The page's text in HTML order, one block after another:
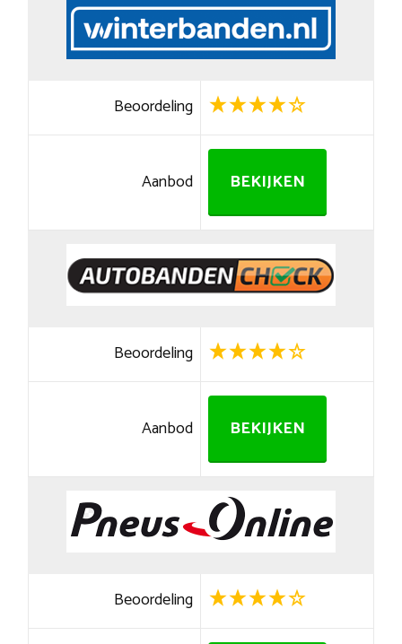
Beoordeling
Aanbod BEKIJKEN
Beoordeling
Aanbod BEKIJKEN
Beoordeling